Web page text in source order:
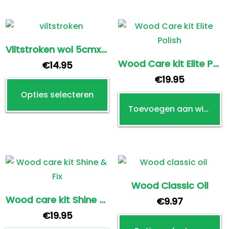
variaties.
kan
gekozen
worden
Viltstroken wol 5cmx100cm 2str/pak
€14.95
Opties selecteren
heeft
meerdere
Deze
worden
op
Wood Care kit Elite Polish
€19.95
Toevoegen aan winkelwagen
Wood care kit Shine & Fix
€19.95
Wood Classic Oil
€9.97